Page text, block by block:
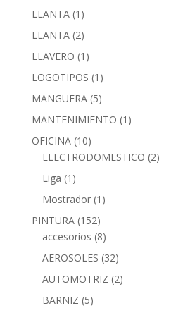
LLANTA (1)
LLANTA (2)
LLAVERO (1)
LOGOTIPOS (1)
MANGUERA (5)
MANTENIMIENTO (1)
OFICINA (10)
ELECTRODOMESTICO (2)
Liga (1)
Mostrador (1)
PINTURA (152)
accesorios (8)
AEROSOLES (32)
AUTOMOTRIZ (2)
BARNIZ (5)